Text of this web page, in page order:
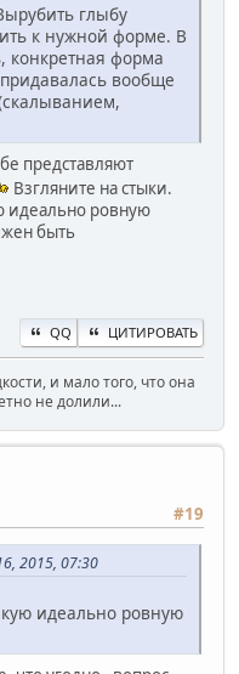
глыбу
к нужной форме. В
конкретная форма
вообще
представляют
Взгляните на стыки.
идеально ровную
быть
QQ ЦИТИРОВАТЬ
и мало того, что она
не долили...
#19
2015, 07:30
идеально ровную